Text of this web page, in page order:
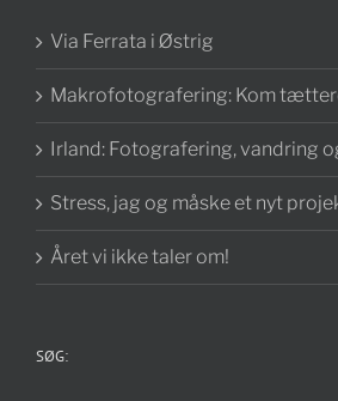
Via Ferrata i Østrig
Makrofotografering: Kom
Irland: Fotografering, vandring
Stress, jag og måske et nyt
Året vi ikke taler om!
SØG: